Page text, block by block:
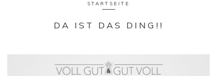
STARTSEITE
DA IST DAS DING!!